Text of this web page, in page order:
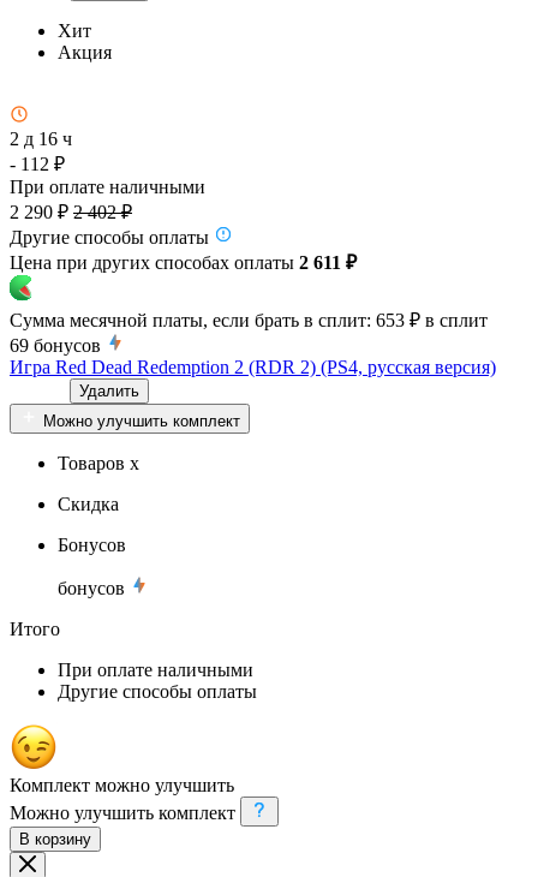
Хит
Акция
2 д 16 ч
- 112 ₽
При оплате наличными
2 290 ₽ 2 402 ₽
Другие способы оплаты
Цена при других способах оплаты 2 611 ₽
Сумма месячной платы, если брать в сплит: 653 ₽ в сплит
69 бонусов
Игра Red Dead Redemption 2 (RDR 2) (PS4, русская версия)
Удалить
Можно улучшить комплект
Товаров x
Скидка
Бонусов
бонусов
Итого
При оплате наличными
Другие способы оплаты
Комплект можно улучшить
Можно улучшить комплект
В корзину